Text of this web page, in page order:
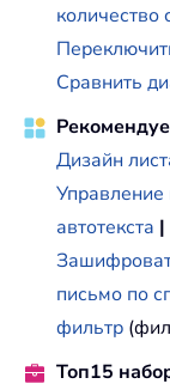
количество
Сравнить
Дизайн
Управление
автотекста |
письмо по
фильтр
Топ15